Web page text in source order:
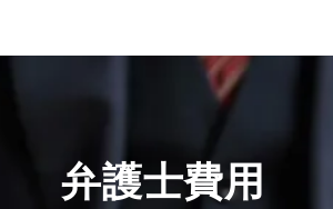
弁護士費用